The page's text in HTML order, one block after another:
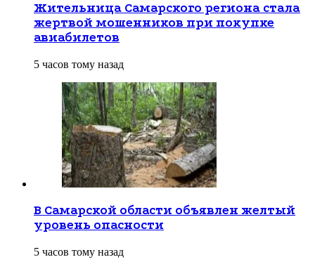
Жительница Самарского региона стала
жертвой мошенников при покупке
авиабилетов
5 часов тому назад
В Самарской области объявлен желтый
уровень опасности
5 часов тому назад